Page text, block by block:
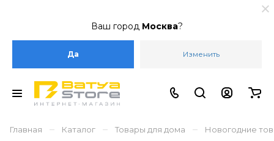
Ваш город Москва?
Да Изменить
Главная – Каталог – Товары для дома – Новогодние